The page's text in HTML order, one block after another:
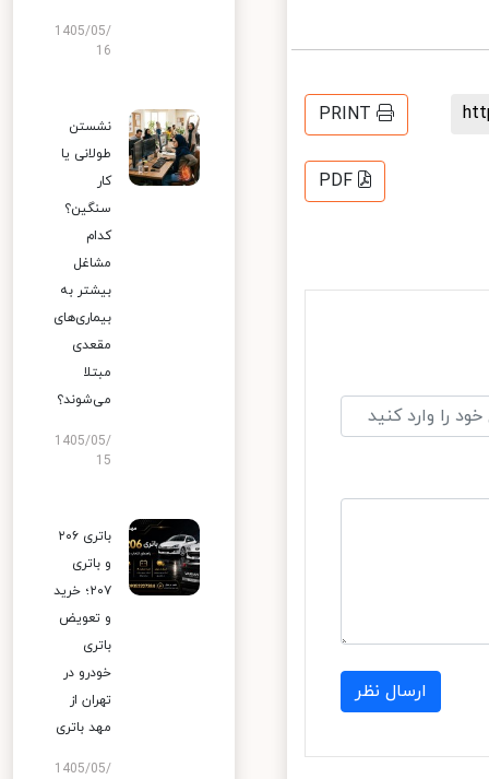
PRINT
PDF
ارسال نظر
1405/05/
16
نشستن
طولانی یا
کار
سنگین؟
کدام
مشاغل
بیشتر به
بیماری‌های
مقعدی
مبتلا
می‌شوند؟
1405/05/
15
باتری ۲۰۶
و باتری
۲۰۷؛ خرید
و تعویض
باتری
خودرو در
تهران از
مهد باتری
1405/05/